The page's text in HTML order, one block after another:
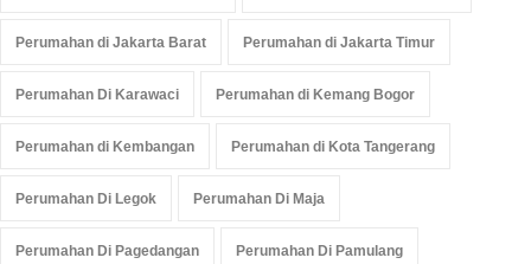
Perumahan di Jakarta Barat Perumahan di Jakarta Timur
Perumahan Di Karawaci Perumahan di Kemang Bogor
Perumahan di Kembangan Perumahan di Kota Tangerang
Perumahan Di Legok Perumahan Di Maja
Perumahan Di Pagedangan Perumahan Di Pamulang